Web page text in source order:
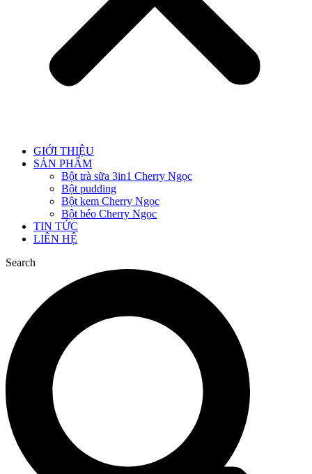
GIỚI THIỆU
SẢN PHẨM
Bột trà sữa 3in1 Cherry Ngọc
Bột pudding
Bột kem Cherry Ngọc
Bột béo Cherry Ngọc
TIN TỨC
LIÊN HỆ
Search